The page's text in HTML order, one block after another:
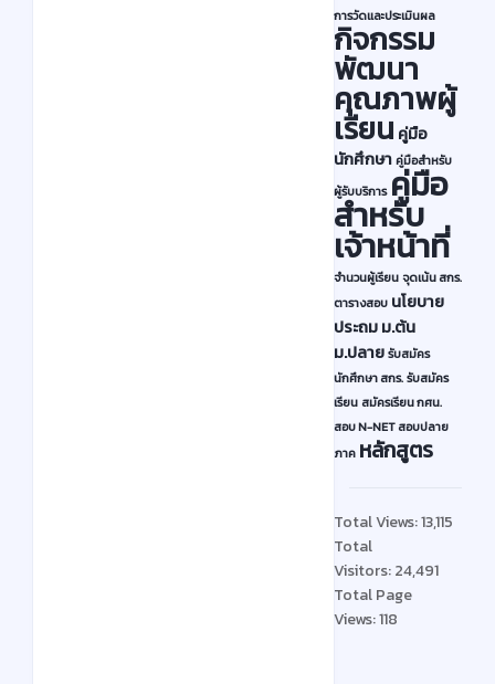
แ
ล
ะ
ป
ร
ะ
เ
มิ
น
ผ
ล
สั
ม
ฤ
ท
ธิ์
ล
า
ย
ภ
า
การวัดและประเมินผล
กิจกรรม
พัฒนา
คุณภาพผู้
เรียน คู่มือ
นักศึกษา คู่มือสำหรับ
ผู้รับบริการ คู่มือ
สำหรับ
เจ้าหน้าที่
จำนวนผู้เรียน จุดเน้น สกร.
ตารางสอบ นโยบาย
ประถม ม.ต้น
ม.ปลาย รับสมัคร
นักศึกษา สกร. รับสมัคร
เรียน สมัครเรียน กศน.
สอบ N-NET สอบปลาย
ภาค หลักสูตร
Total Views:13,115
Total
Visitors:24,491
Total Page
Views:118